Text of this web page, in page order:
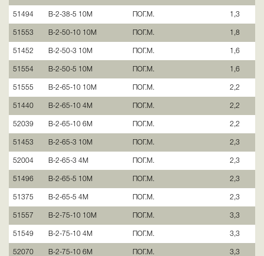
51494 В-2-38-5 10М ПОГ.М. 1,3
51553 В-2-50-10 10М ПОГ.М. 1,8
51452 В-2-50-3 10М ПОГ.М. 1,6
51554 В-2-50-5 10М ПОГ.М. 1,6
51555 В-2-65-10 10М ПОГ.М. 2,2
51440 В-2-65-10 4М ПОГ.М. 2,2
52039 В-2-65-10 6М ПОГ.М. 2,2
51453 В-2-65-3 10М ПОГ.М. 2,3
52004 В-2-65-3 4М ПОГ.М. 2,3
51496 В-2-65-5 10М ПОГ.М. 2,3
51375 В-2-65-5 4М ПОГ.М. 2,3
51557 В-2-75-10 10М ПОГ.М. 3,3
51549 В-2-75-10 4М ПОГ.М. 3,3
52070 В-2-75-10 6М ПОГ.М. 3,3